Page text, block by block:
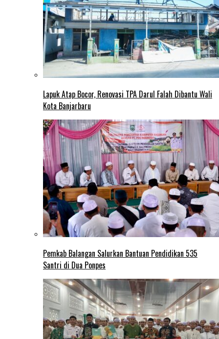
Lapuk Atap Bocor, Renovasi TPA Darul Falah Dibantu Wali
Kota Banjarbaru
Pemkab Balangan Salurkan Bantuan Pendidikan 535
Santri di Dua Ponpes